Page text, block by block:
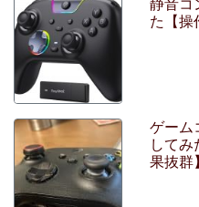
た【操
ゲーム
して
果抜群】